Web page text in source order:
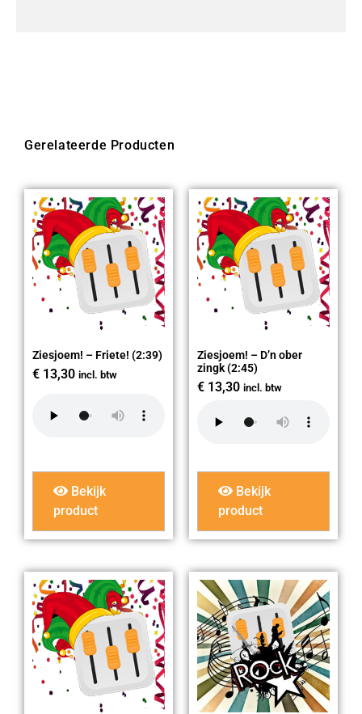
Gerelateerde Producten
Ziesjoem! – Friete! (2:39)
€ 13,30 incl. btw
Bekijk
product
Ziesjoem! – D’n ober
zingk (2:45)
€ 13,30 incl. btw
Bekijk
product